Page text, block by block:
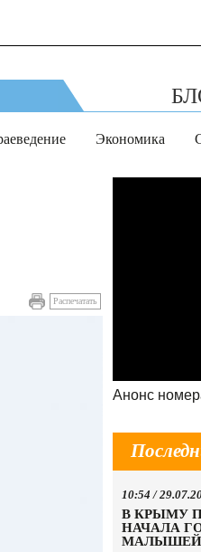
Экономика
Распечатать
Анонс
10:54 /
В КРЫМУ
НАЧАЛА
МАЛЫШЕЙ